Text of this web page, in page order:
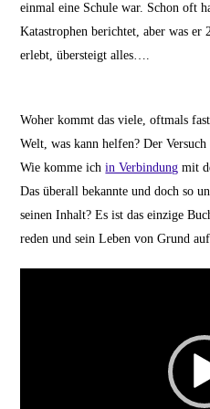
einmal eine Schule war. Schon oft
Katastrophen berichtet, aber was
erlebt, übersteigt alles….
Woher kommt das viele, oftmals
Welt, was kann helfen? Der
Wie komme ichin Verbindung mit
Das überall bekannte und doch so
seinen Inhalt? Es ist das einzige
reden und sein Leben von Grund